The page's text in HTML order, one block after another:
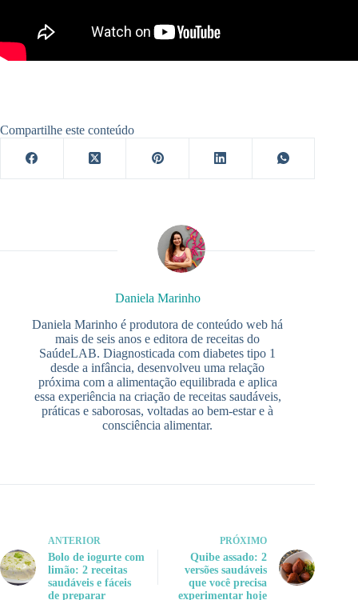
Compartilhe este conteúdo
Daniela Marinho
Daniela Marinho é produtora de conteúdo web há
mais de seis anos e editora de receitas do
SaúdeLAB. Diagnosticada com diabetes tipo 1
desde a infância, desenvolveu uma relação
próxima com a alimentação equilibrada e aplica
essa experiência na criação de receitas saudáveis,
práticas e saborosas, voltadas ao bem-estar e à
consciência alimentar.
ANTERIOR
Bolo de iogurte com
limão: 2 receitas
saudáveis e fáceis
de preparar
PRÓXIMO
Quibe assado: 2
versões saudáveis
que você precisa
experimentar hoje